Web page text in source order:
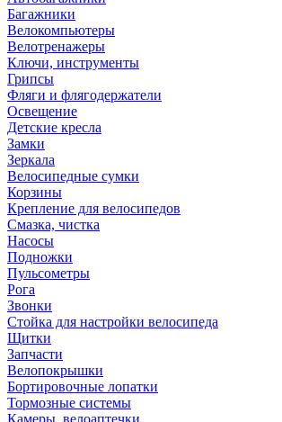
Багажники
Велокомпьютеры
Велотренажеры
Ключи, инструменты
Грипсы
Фляги и флягодержатели
Освещение
Детские кресла
Замки
Зеркала
Велосипедные сумки
Корзины
Крепление для велосипедов
Смазка, чистка
Насосы
Подножки
Пульсометры
Рога
Звонки
Стойка для настройки велосипеда
Щитки
Запчасти
Велопокрышки
Бортировочные лопатки
Тормозные системы
Камеры, велоаптечки